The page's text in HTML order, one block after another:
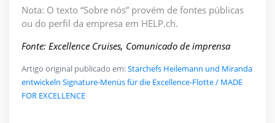
Nota: O texto “Sobre nós” provém de fontes públicas
ou do perfil da empresa em HELP.ch.
Fonte: Excellence Cruises, Comunicado de imprensa
Artigo original publicado em:Starchefs Heilemann und Miranda
entwickeln Signature-Menüs für die Excellence-Flotte / MADE
FOR EXCELLENCE